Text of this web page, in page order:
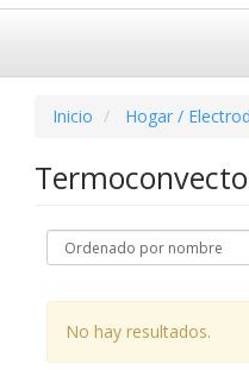
Inicio Hogar /
No hay resultados.